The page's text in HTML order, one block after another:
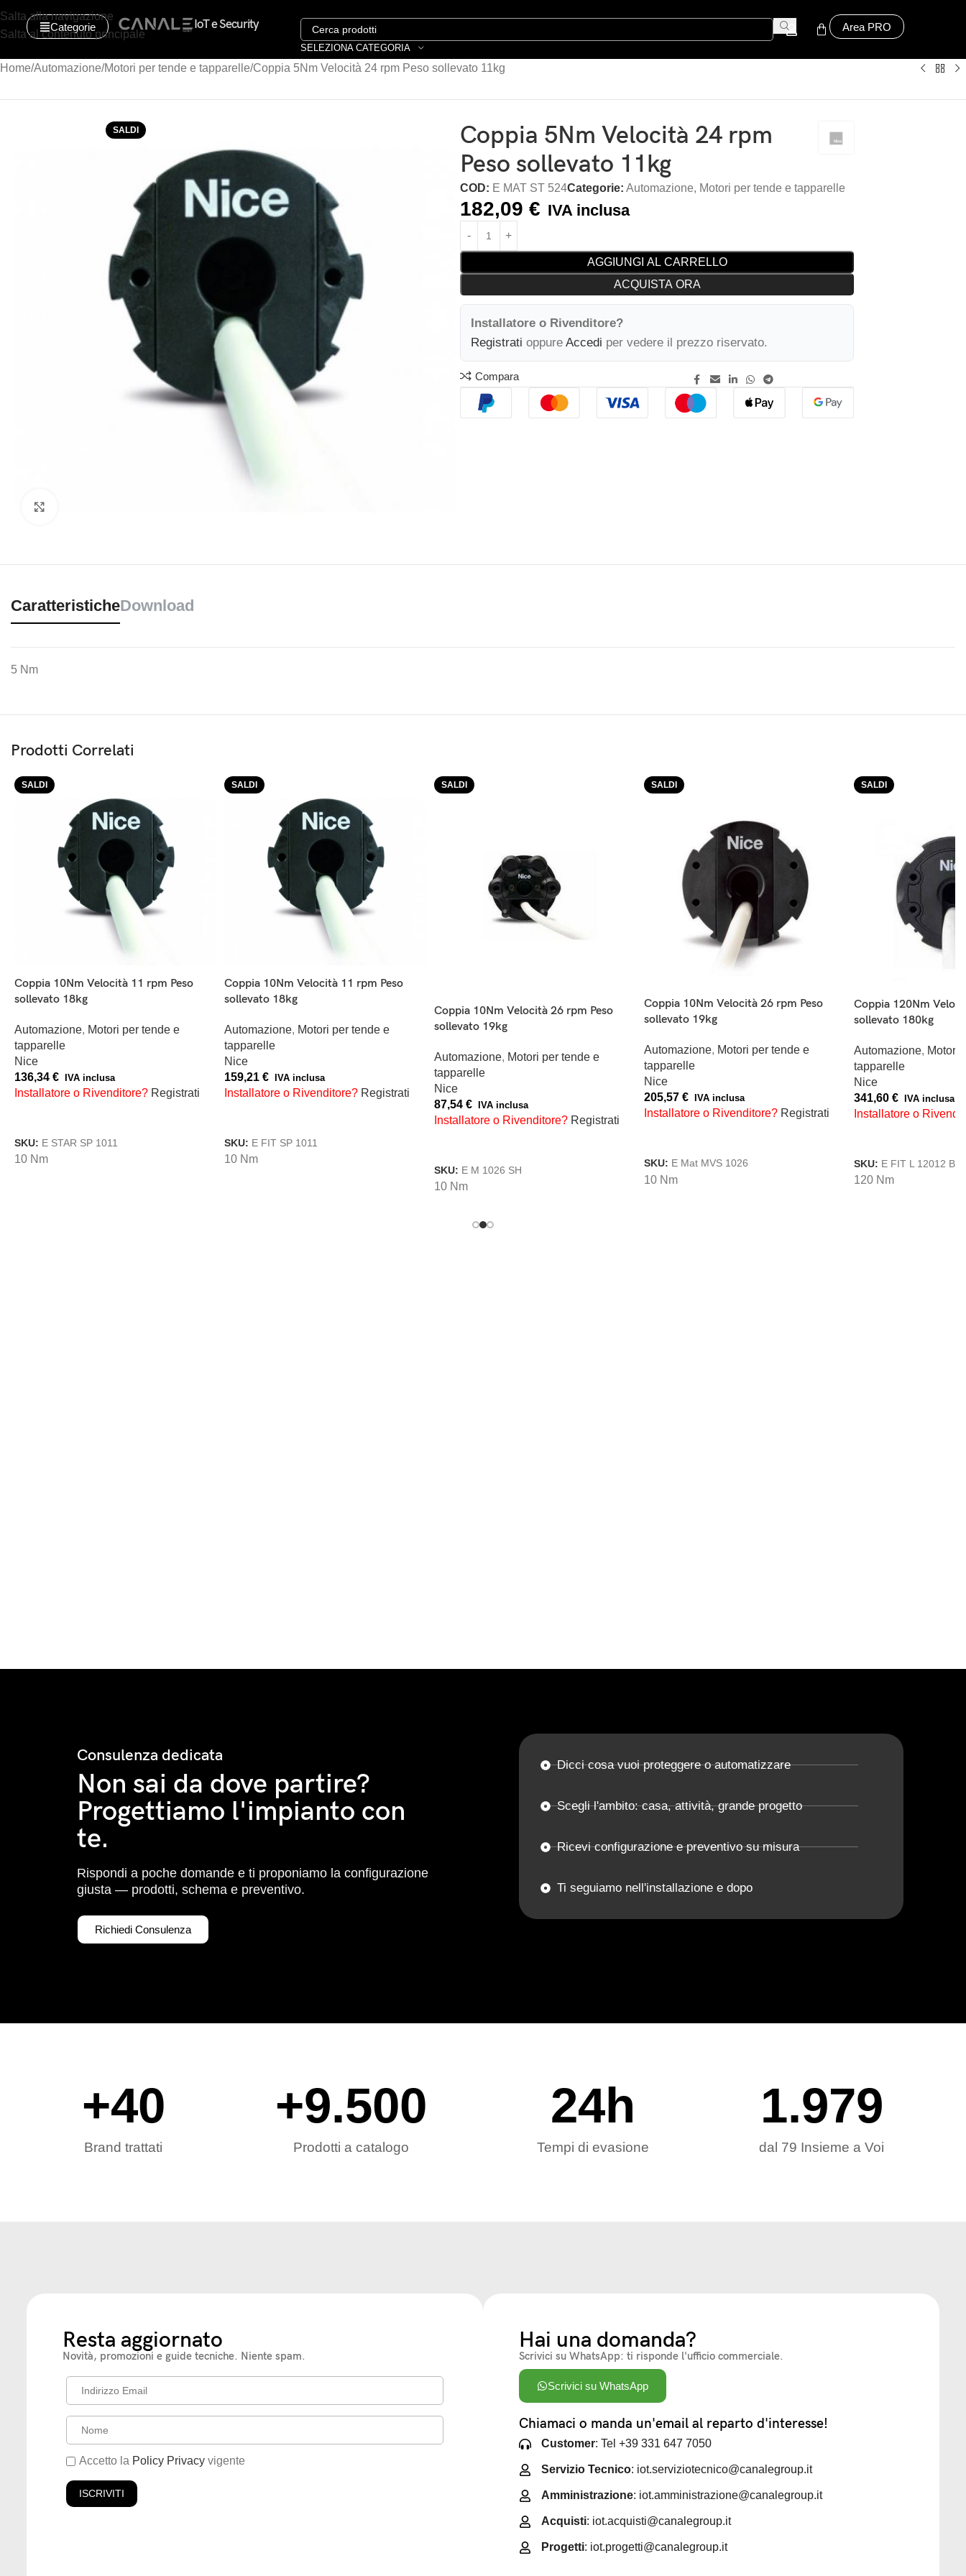
Salta alla navigazione
Salta al contenuto principale
Categorie IoT e Security
SELEZIONA CATEGORIA
Area PRO
Home Automazione Motori per tende e tapparelle Coppia 5Nm Velocità 24 rpm Peso sollevato 11kg
SALDI
Coppia 5Nm Velocità 24 rpm
Peso sollevato 11kg
COD: E MAT ST 524Categorie: Automazione, Motori per tende e tapparelle
182,09€ IVA inclusa
AGGIUNGI AL CARRELLO
ACQUISTA ORA
Installatore o Rivenditore?
Registrati oppureAccedi per vedere il prezzo riservato.
Compara
CaratteristicheDownload
5 Nm
Prodotti Correlati
SALDI
Coppia 120Nm Velocità 12 rpm Peso
Automazione
tapparelle
Nice
341,60€ IVA inclusa
SKU:
SALDI
Coppia 120Nm Velocità 12 rpm Peso
Automazione
tapparelle
Nice
385,52€ IVA inclusa
SKU:
SALDI
1 guida da 3,2 m con accessori di
montaggio
Automazione,
Automazioni garage e
serrande
Nice
120,48
Installatore o Rivenditore? Registrati
1 guida da 3,2 m con accessori di
SALDI
Automazione
Motori per tende e
Nice
274,50
Installatore o Rivenditore?
AGGIUNGI AL CARRELLO
SALDI
Coppia 100Nm
sollevato 150kg
Automazione,
tapparelle
Nice
216,25€ IVA
Installatore o
SKU:E L 10012
100 Nm
Consulenza dedicata
Non sai da dove partire?
Progettiamo l'impianto con
te.
Rispondi a poche domande e ti proponiamo la configurazione
giusta — prodotti, schema e preventivo.
Richiedi Consulenza
Dicci cosa vuoi proteggere o automatizzare
Scegli l'ambito: casa, attività, grande progetto
Ricevi configurazione e preventivo su misura
Ti seguiamo nell'installazione e dopo
Brand trattati
+40
Prodotti a catalogo
+9.500
Tempi di evasione
24h
dal 79 Insieme a Voi
1.979
Resta aggiornato
Novità, promozioni e guide tecniche. Niente spam.
Accetto la Policy Privacy vigente
Hai una domanda?
Scrivici su WhatsApp: ti risponde l'ufficio commerciale.
Scrivici su WhatsApp
Chiamaci o manda un'email al reparto d'interesse!
Customer: Tel +39 331 647 7050
Servizio Tecnico: iot.serviziotecnico@canalegroup.it
Amministrazione: iot.amministrazione@canalegroup.it
Acquisti: iot.acquisti@canalegroup.it
Progetti: iot.progetti@canalegroup.it